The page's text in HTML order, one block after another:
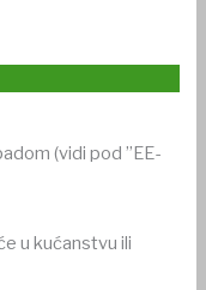
(vidi pod ”EE-
u kućanstvu ili